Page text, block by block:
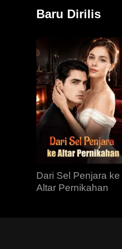
Baru Dirilis
Dari Sel Penjara ke
Altar Pernikahan